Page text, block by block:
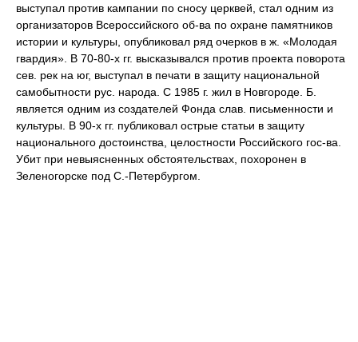
выступал против кампании по сносу церквей, стал одним из
организаторов Всероссийского об-ва по охране памятников
истории и культуры, опубликовал ряд очерков в ж. «Молодая
гвардия». В 70-80-х гг. высказывался против проекта поворота
сев. рек на юг, выступал в печати в защиту национальной
самобытности рус. народа. С 1985 г. жил в Новгороде. Б.
является одним из создателей Фонда слав. письменности и
культуры. В 90-х гг. публиковал острые статьи в защиту
национального достоинства, целостности Российского гос-ва.
Убит при невыясненных обстоятельствах, похоронен в
Зеленогорске под С.-Петербургом.